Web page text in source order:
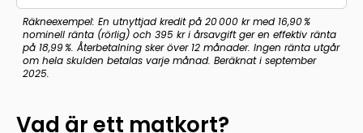
Räkneexempel: En utnyttjad kredit på 20 000 kr med 16,90 %
nominell ränta (rörlig) och 395 kr i årsavgift ger en effektiv ränta
på 18,99 %. Återbetalning sker över 12 månader. Ingen ränta utgår
om hela skulden betalas varje månad. Beräknat i september
2025.
Vad är ett matkort?